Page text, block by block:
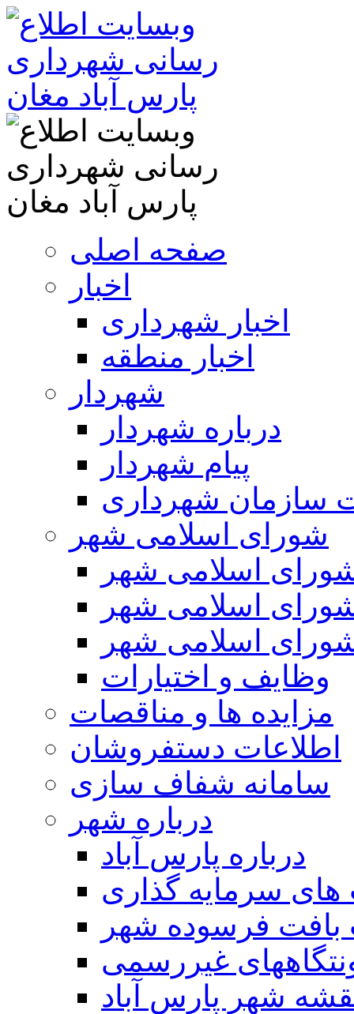
صفحه اصلی
اخبار
اخبار شهرداری
اخبار منطقه
شهردار
درباره شهردار
پیام شهردار
سازمان شهرداری
شورای اسلامی شهر
اسلامی شهر
اسلامی شهر
اسلامی شهر
وظایف و اختیارات
مزایده ها و مناقصات
اطلاعات دستفروشان
سامانه شفاف سازی
درباره شهر
درباره پارس آباد
سرمایه گذاری
بافت فرسوده شهر
غیررسمی
شهر پارس آباد